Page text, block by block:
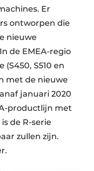
Er
ontworpen die
nieuwe
de EMEA-regio
S510 en
met de nieuwe
januari 2020
productlijn met
de R-serie
zullen zijn.